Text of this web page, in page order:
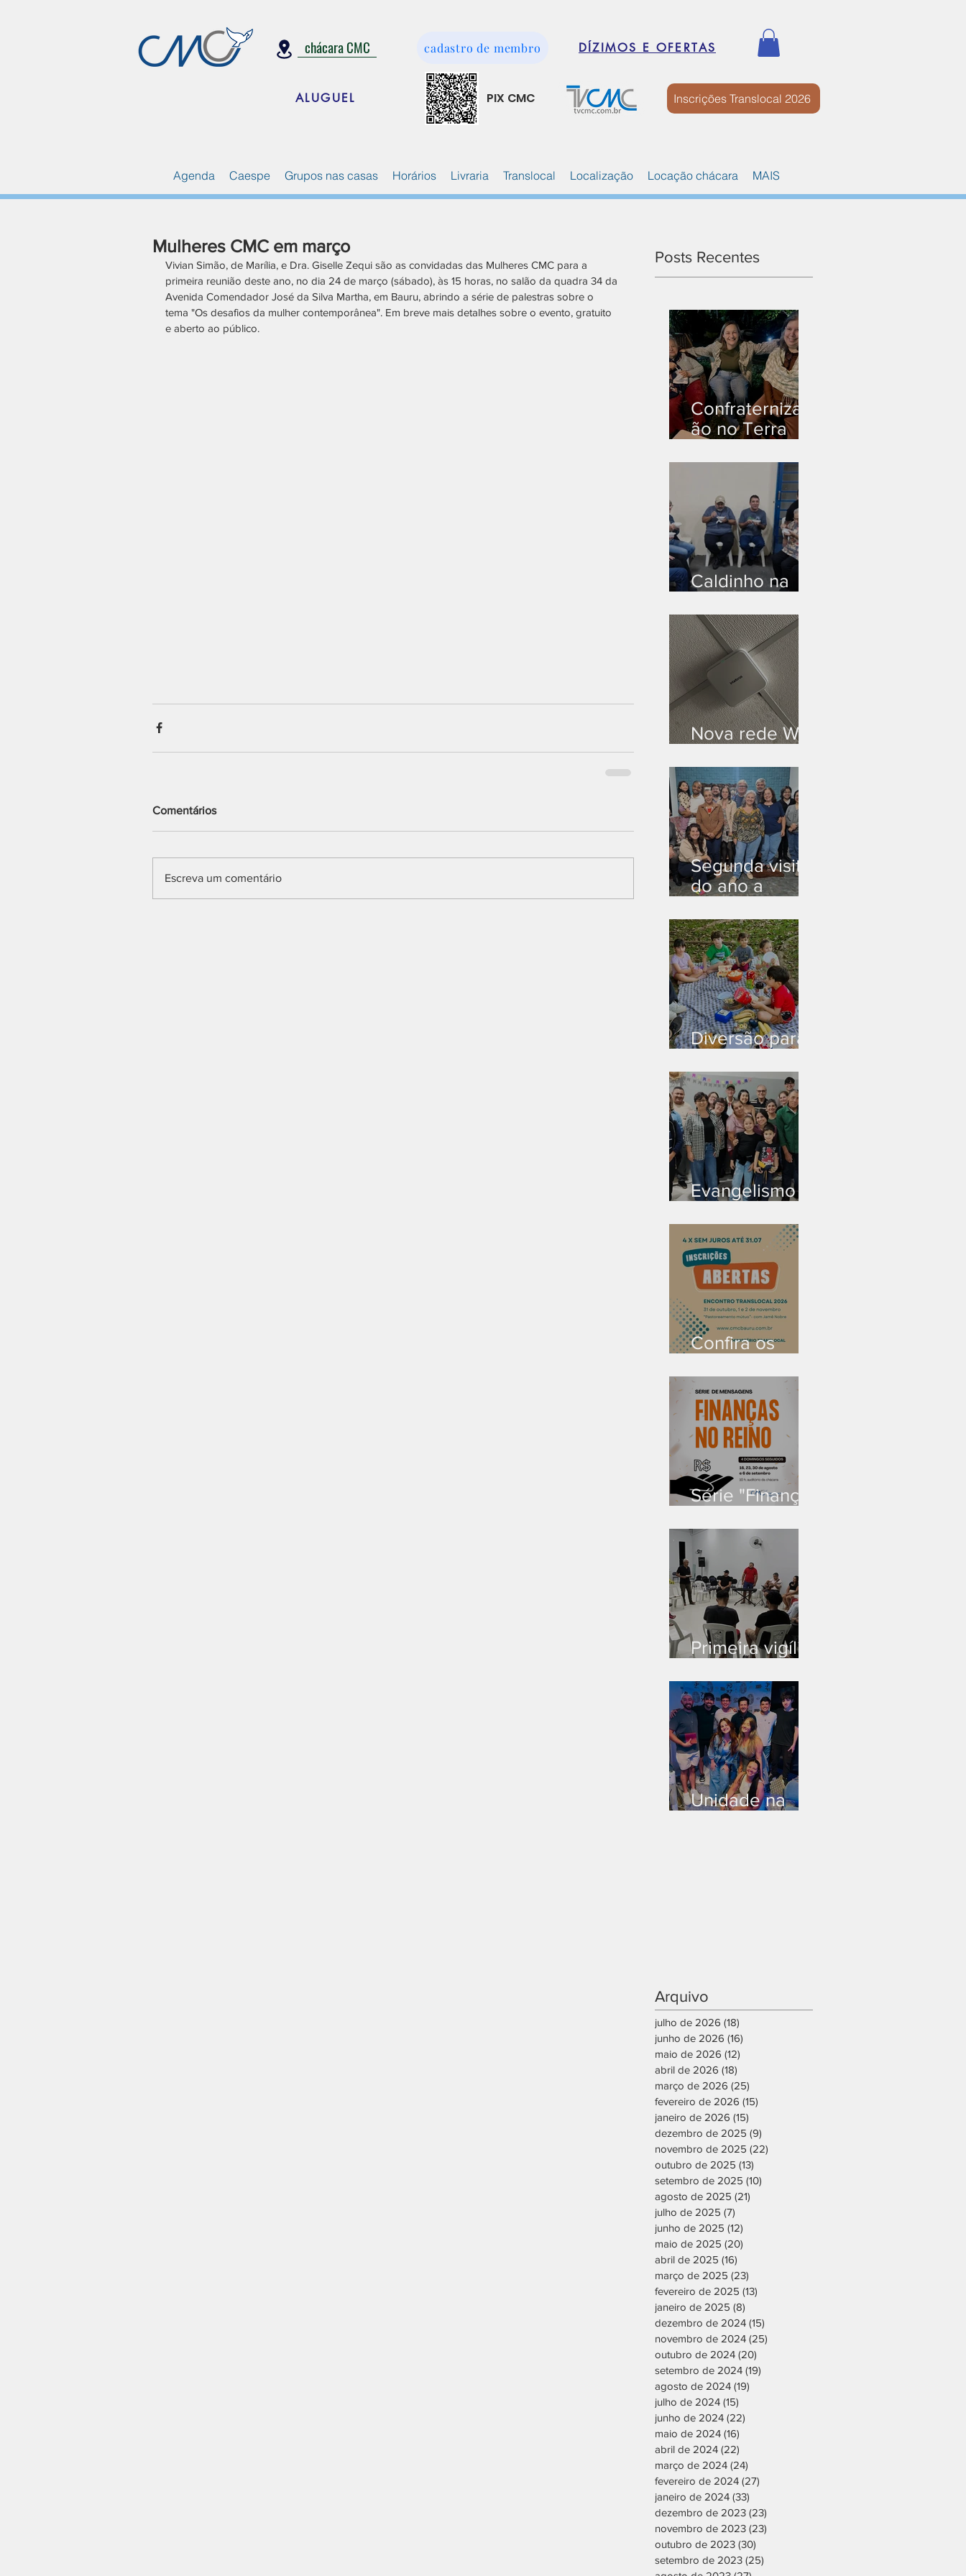
chácara CMC
ALUGUEL
cadastro de membro DÍZIMOS E OFERTAS
PIX CMC Inscrições Translocal 2026
Agenda Caespe Grupos nas casas Horários Livraria Translocal Localização Locação chácara MAIS
Mulheres CMC em março
Vivian Simão, de Marília, e Dra. Giselle Zequi são as convidadas das Mulheres CMC para a
primeira reunião deste ano, no dia 24 de março (sábado), às 15 horas, no salão da quadra 34 da
Avenida Comendador José da Silva Martha, em Bauru, abrindo a série de palestras sobre o
tema "Os desafios da mulher contemporânea". Em breve mais detalhes sobre o evento, gratuito
e aberto ao público.
Comentários
Escreva um comentário
Posts Recentes
Confraternizaç
ão no Terra
Caldinho na
Nova rede Wi-
Segunda visita
do ano a
Diversão para
Evangelismo
Confira os
Série "Finanças
Primeira vigília
Unidade na
Arquivo
julho de 2026 (18)
junho de 2026 (16)
maio de 2026 (12)
abril de 2026 (18)
março de 2026 (25)
fevereiro de 2026 (15)
janeiro de 2026 (15)
dezembro de 2025 (9)
novembro de 2025 (22)
outubro de 2025 (13)
setembro de 2025 (10)
agosto de 2025 (21)
julho de 2025 (7)
junho de 2025 (12)
maio de 2025 (20)
abril de 2025 (16)
março de 2025 (23)
fevereiro de 2025 (13)
janeiro de 2025 (8)
dezembro de 2024 (15)
novembro de 2024 (25)
outubro de 2024 (20)
setembro de 2024 (19)
agosto de 2024 (19)
julho de 2024 (15)
junho de 2024 (22)
maio de 2024 (16)
abril de 2024 (22)
março de 2024 (24)
fevereiro de 2024 (27)
janeiro de 2024 (33)
dezembro de 2023 (23)
novembro de 2023 (23)
outubro de 2023 (30)
setembro de 2023 (25)